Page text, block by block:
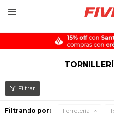

Filtrando por: Ferretería